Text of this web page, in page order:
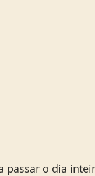
passar o dia